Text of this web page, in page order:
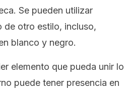
Se pueden utilizar
de otro estilo, incluso,
blanco y negro.
elemento que pueda unir lo
puede tener presencia en